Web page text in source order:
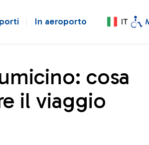
In aeroporto IT
cosa
il viaggio